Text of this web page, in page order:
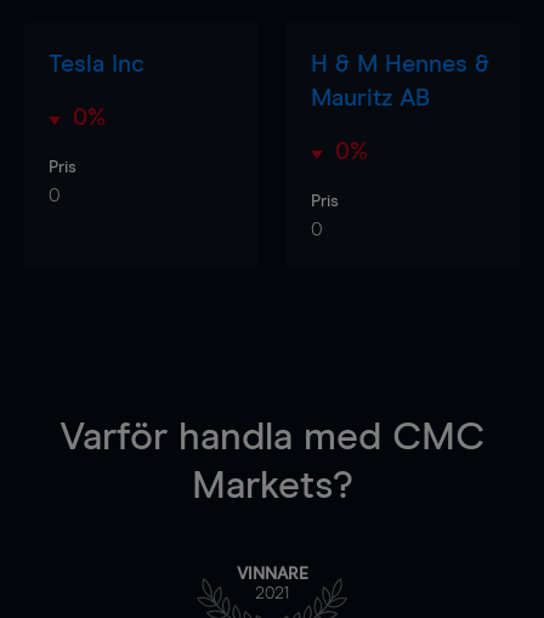
Tesla Inc
0%
Pris
0
H & M Hennes &
Mauritz AB
0%
Pris
0
Varför handla med CMC
Markets?
VINNARE
2021